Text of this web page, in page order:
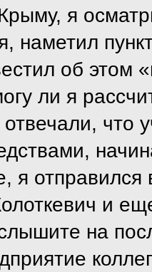
я
наметил
об этом
ли я
что
я
и
на